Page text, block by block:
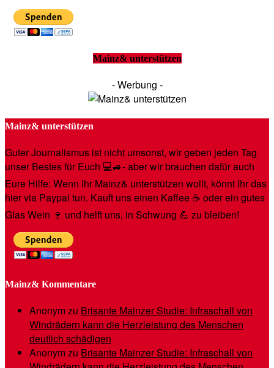
Mainz& unterstützen
- Werbung -
Mainz& unterstützen
Guter Journalismus ist nicht umsonst, wir geben jeden Tag
unser Bestes für Euch 💻🚙- aber wir brauchen dafür auch
Eure Hilfe: Wenn Ihr Mainz& unterstützen wollt, könnt Ihr das
hier via Paypal tun. Kauft uns einen Kaffee ☕️ oder ein gutes
Glas Wein 🍷 und helft uns, in Schwung 💪 zu bleiben!
Mainz& Kommentare
Anonymzu Brisante Mainzer Studie: Infraschall von
Windrädern kann die Herzleistung des Menschen
deutlich schädigen
Anonymzu Brisante Mainzer Studie: Infraschall von